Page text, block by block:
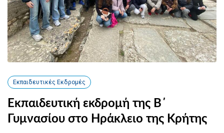
Εκπαιδευτικές Εκδρομές
Εκπαιδευτική εκδρομή της Β΄
Γυμνασίου στο Ηράκλειο της Κρήτης